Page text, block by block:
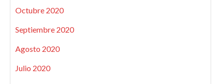
Octubre 2020
Septiembre 2020
Agosto 2020
Julio 2020